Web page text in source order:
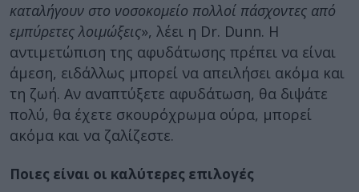
καταλήγουν στο νοσοκομείο πολλοί πάσχοντες από
εμπύρετες λοιμώξεις», λέει η Dr. Dunn. Η
αντιμετώπιση της αφυδάτωσης πρέπει να είναι
άμεση, ειδάλλως μπορεί να απειλήσει ακόμα και
τη ζωή. Αν αναπτύξετε αφυδάτωση, θα διψάτε
πολύ, θα έχετε σκουρόχρωμα ούρα, μπορεί
ακόμα και να ζαλίζεστε.
Ποιες είναι οι καλύτερες επιλογές